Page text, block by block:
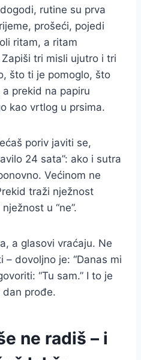
rutine su prva
prošeći, pojedi
ritam, a ritam
tri misli ujutro i tri
što ti je pomoglo, što
prekid na papiru
kao vrtlog u prsima.
poriv javiti se,
24 sata”: ako i sutra
Većinom ne
traži nježnost
u “ne”.
a glasovi vraćaju. Ne
dovoljno je: “Danas mi
“Tu sam.” I to je
prođe.
ne radiš – i